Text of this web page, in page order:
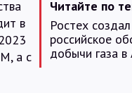
Читайте по
Ростех
российское
добычи газа в
в
а с